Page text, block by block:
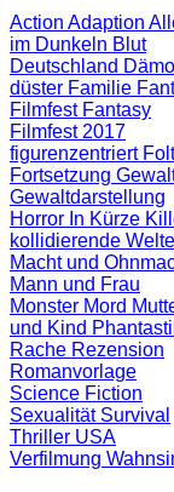
Action Adaption
im Dunkeln Blut
Deutschland
düster Familie
Filmfest Fantasy
Filmfest 2017
figurenzentriert
Fortsetzung
Gewaltdarstellung
Horror In Kürze
kollidierende
Macht und
Mann und Frau
Monster Mord
und Kind
Rache Rezension
Romanvorlage
Science Fiction
Sexualität Survival
Thriller USA
Verfilmung